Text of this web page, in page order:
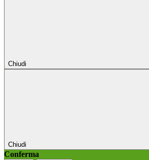
Chiudi
Chiudi
Conferma